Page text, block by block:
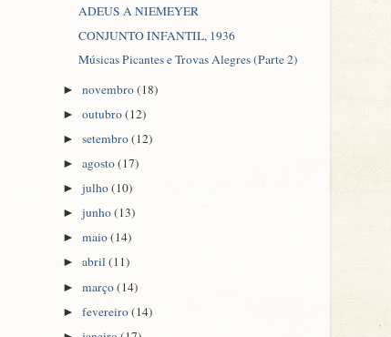
ADEUS A NIEMEYER
CONJUNTO INFANTIL, 1936
Músicas Picantes e Trovas Alegres (Parte 2)
►novembro(18)
►outubro(12)
►setembro(12)
►agosto(17)
►julho(10)
►junho(13)
►maio(14)
►abril(11)
►março(14)
►fevereiro(14)